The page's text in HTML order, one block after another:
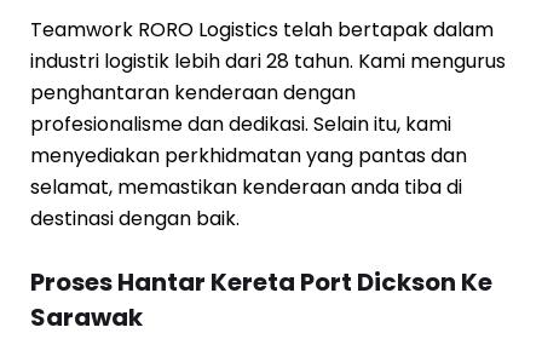
Teamwork RORO Logistics telah bertapak dalam
industri logistik lebih dari 28 tahun. Kami mengurus
penghantaran kenderaan dengan
profesionalisme dan dedikasi. Selain itu, kami
menyediakan perkhidmatan yang pantas dan
selamat, memastikan kenderaan anda tiba di
destinasi dengan baik.
Proses Hantar Kereta Port Dickson Ke
Sarawak